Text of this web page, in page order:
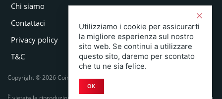
Chi siamo
Contattaci
Privacy policy
T&C
Copyright © 2026 Coinspeaker LTD. All rights reserved.
Utilizziamo i cookie per assicurarti
la migliore esperienza sul nostro
sito web. Se continui a utilizzare
questo sito, daremo per scontato
che tu ne sia felice.
OK